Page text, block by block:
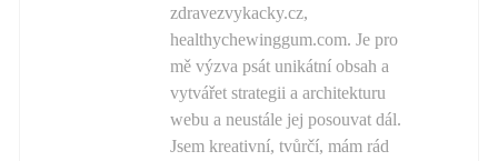
zdravezvykacky.cz,
healthychewinggum.com. Je pro
mě výzva psát unikátní obsah a
vytvářet strategii a architekturu
webu a neustále jej posouvat dál.
Jsem kreativní, tvůrčí, mám rád